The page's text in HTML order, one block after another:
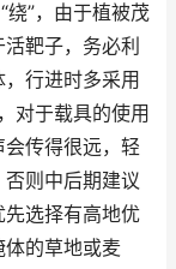
绕”，由于植被茂
靶子，务必利
行进时多采用
对于载具的使用
传得很远，轻
则中后期建议
选择有高地优
的草地或麦